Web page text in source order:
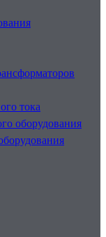
тока
оборудования